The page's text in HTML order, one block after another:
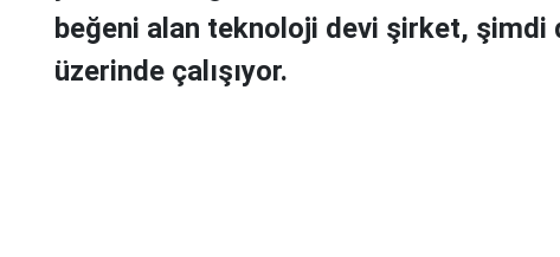
beğeni alan teknoloji devi şirket, şimdi
üzerinde çalışıyor.